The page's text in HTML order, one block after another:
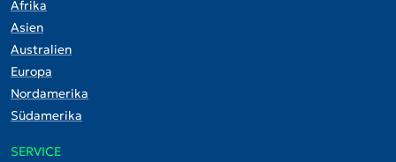
Afrika
Asien
Australien
Europa
Nordamerika
Südamerika
SERVICE